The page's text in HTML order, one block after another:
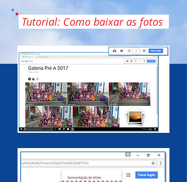
Tutorial: Como baixar as fotos